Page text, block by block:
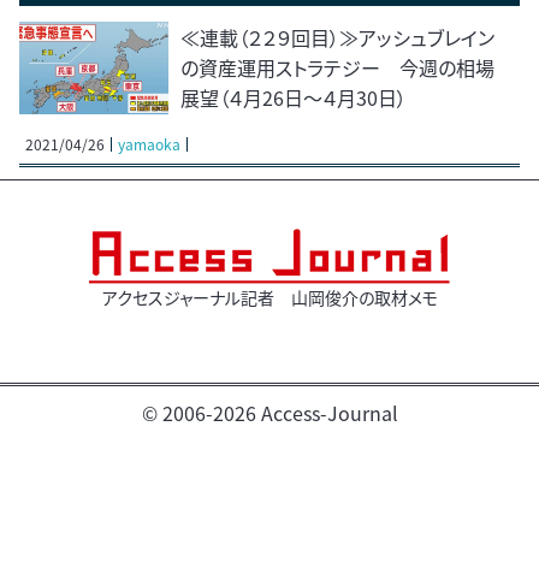
≪連載（２２９回目）≫アッシュブレイン
の資産運用ストラテジー 今週の相場
展望（４月26日～４月30日）
2021/04/26 yamaoka
アクセスジャーナル記者 山岡俊介の取材メモ
© 2006-2026 Access-Journal